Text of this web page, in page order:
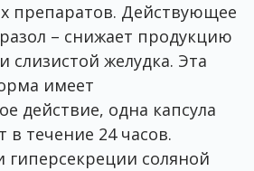
препаратов. Действующее
– снижает продукцию
слизистой желудка. Эта
имеет
действие, одна капсула
в течение 24 часов.
гиперсекреции соляной